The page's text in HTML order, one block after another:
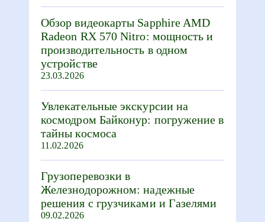
Обзор видеокарты Sapphire AMD
Radeon RX 570 Nitro: мощность и
производительность в одном
устройстве
23.03.2026
Увлекательные экскурсии на
космодром Байконур: погружение в
тайны космоса
11.02.2026
Грузоперевозки в
Железнодорожном: надежные
решения с грузчиками и Газелями
09.02.2026